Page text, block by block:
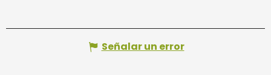
Señalar un error